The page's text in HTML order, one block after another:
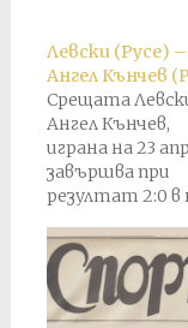
Левски (Русе) –
Ангел Кънчев
Срещата
Ангел Кънчев,
играна на 23
завършва при
резултат 2:0 в
късно този
резултат е
анулиран и е
присъден